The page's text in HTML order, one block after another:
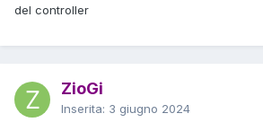
del controller
ZioGi
Inserita: 3 giugno 2024